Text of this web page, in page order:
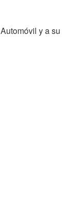
y a su